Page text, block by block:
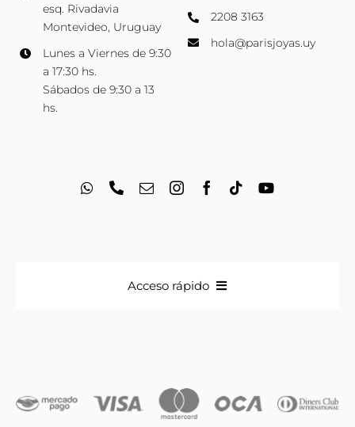
esq. Rivadavia
Montevideo, Uruguay
Lunes a Viernes de 9:30
a 17:30 hs.
Sábados de 9:30 a 13
hs.
2208 3163
hola@parisjoyas.uy
Acceso rápido
Iniciales